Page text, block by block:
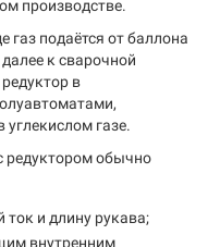
производстве.
газ подаётся от баллона
к сварочной
в
газе.
редуктором обычно
ток и длину рукава;
внутренним